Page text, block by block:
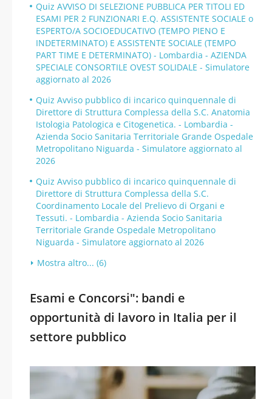
Quiz AVVISO DI SELEZIONE PUBBLICA PER TITOLI ED
ESAMI PER 2 FUNZIONARI E.Q. ASSISTENTE SOCIALE o
ESPERTO/A SOCIOEDUCATIVO (TEMPO PIENO E
INDETERMINATO) E ASSISTENTE SOCIALE (TEMPO
PART TIME E DETERMINATO) - Lombardia - AZIENDA
SPECIALE CONSORTILE OVEST SOLIDALE - Simulatore
aggiornato al 2026
Quiz Avviso pubblico di incarico quinquennale di
Direttore di Struttura Complessa della S.C. Anatomia
Istologia Patologica e Citogenetica. - Lombardia -
Azienda Socio Sanitaria Territoriale Grande Ospedale
Metropolitano Niguarda - Simulatore aggiornato al
2026
Quiz Avviso pubblico di incarico quinquennale di
Direttore di Struttura Complessa della S.C.
Coordinamento Locale del Prelievo di Organi e
Tessuti. - Lombardia - Azienda Socio Sanitaria
Territoriale Grande Ospedale Metropolitano
Niguarda - Simulatore aggiornato al 2026
Mostra altro... (6)
Esami e Concorsi": bandi e
opportunità di lavoro in Italia per il
settore pubblico